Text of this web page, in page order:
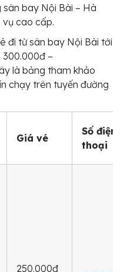
bay Nội Bài – Hà
cao cấp.
đi từ sân bay Nội Bài tới
–
là bảng tham khảo
chạy trên tuyến đường
Giá vé
Số điện
thoại
250.000đ